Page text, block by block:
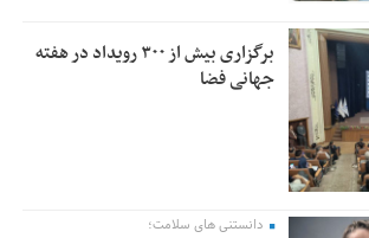
برگزاری بیش از ۳۰۰ رویداد در هفته
جهانی فضا
دانستنی های سلامت؛